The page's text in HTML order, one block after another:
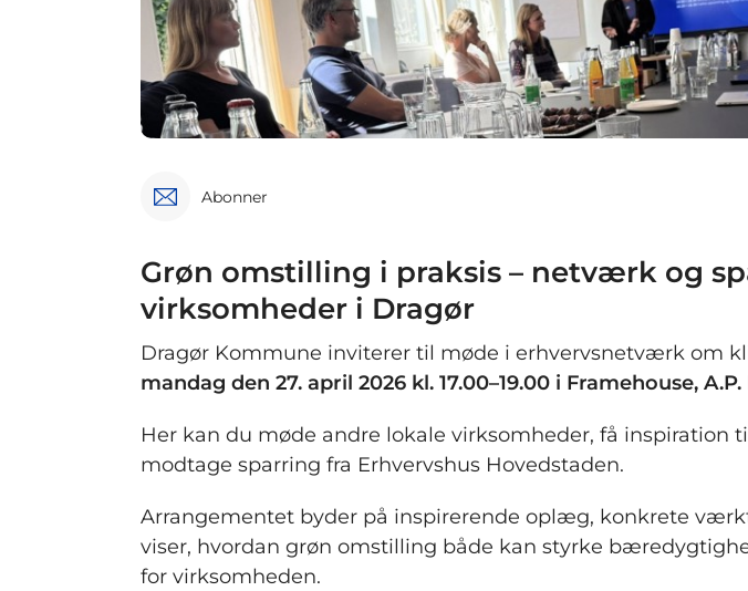
Abonner
Grøn omstilling i praksis – netværk og
virksomheder i Dragør
Dragør Kommune inviterer til møde i erhvervsnetværk om
mandag den 27. april 2026 kl. 17.00–19.00 i Framehouse,
Her kan du møde andre lokale virksomheder, få inspiration
modtage sparring fra Erhvervshus Hovedstaden.
Arrangementet byder på inspirerende oplæg, konkrete
viser, hvordan grøn omstilling både kan styrke
for virksomheden.